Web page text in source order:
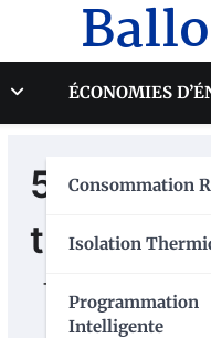
ÉCONOMIES
Consommation
Isolation
Programmation
Intelligente
5 erreurs